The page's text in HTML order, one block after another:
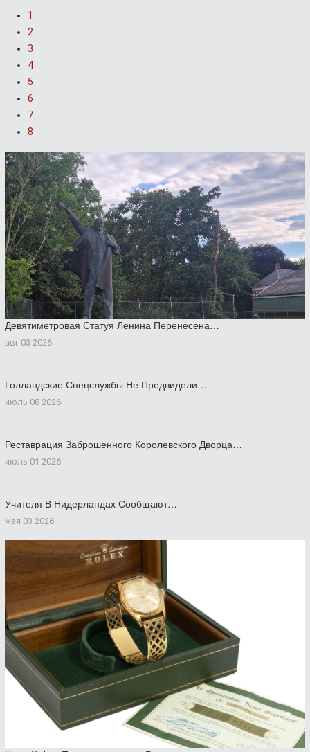
1
2
3
4
5
6
7
8
Девятиметровая Статуя Ленина Перенесена…
авг 03 2026
Голландские Спецслужбы Не Предвидели…
июль 08 2026
Реставрация Заброшенного Королевского Дворца…
июль 01 2026
Учителя В Нидерландах Сообщают…
мая 03 2026